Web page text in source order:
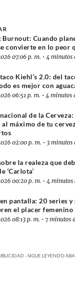
Burnout: Cuando
convierte en lo peor
07:06 p. m. • 4 minutos
Kiehl’s 2.0: del
es mejor con
06:51 p. m. • 4 minutos
de la
máximo de tu
02:00 p. m. • 3 minutos
la realeza que
‘Carlota’
00:20 p. m. • 4 minutos
pantalla: 20 series
el placer femenino
08:13 p. m. • 7 minutos
- SIGUE LEYENDO